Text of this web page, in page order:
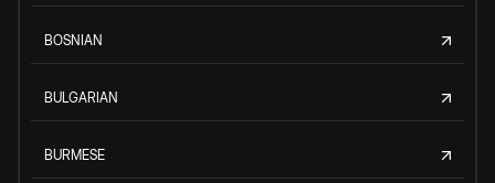
BOSNIAN
BULGARIAN
BURMESE